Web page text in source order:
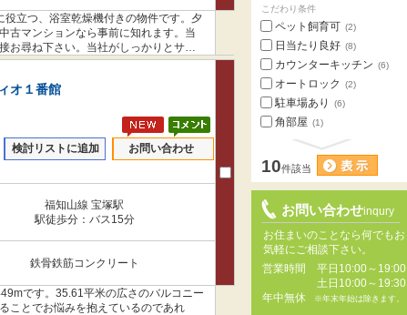
立つ、浴室乾燥機付きの物件です。夕
古マンションなら事前に知れます。当
お尋ね下さい。当社がしっかりとサポ
オ１番館
検討リストに追加 お問い合わせ
福知山線 宝塚駅
駅徒歩分：バス15分
鉄骨鉄筋コンクリート
です。35.61平米の広さのバルコニー
ことでお悩みを抱えているのであれ
こだわり条件
ペット飼育可 (2)
日当たり良好 (8)
カウンターキッチン (6)
オートロック (2)
駐車場あり (6)
角部屋 (1)
10件該当
お問い合わせinqury
お住まいのことなら何でもお
気軽にご相談下さい。
営業時間
平日10:00～19:00
土日10:00～19:30
年中無休
※年末年始は除きます。